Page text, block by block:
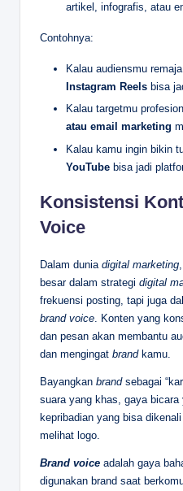
artikel, infografis, atau
Contohnya:
Kalau audiensmu
Instagram Reels bisa
Kalau targetmu
atau email marketing
Kalau kamu ingin bikin
YouTube bisa jadi
Konsistensi
Voice
Dalam dunia digital marketing
besar dalam strategi digital
frekuensi posting, tapi juga
brand voice . Konten yang
dan pesan akan membantu
dan mengingat brand kamu.
Bayangkan brandsebagai
suara yang khas, gaya
kepribadian yang bisa
melihat logo.
Brand voice adalah gaya
digunakan brand saat